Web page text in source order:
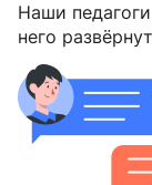
Наши
него